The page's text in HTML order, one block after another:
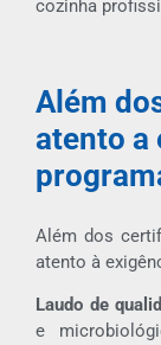
cozinha
Além
atento a
Além dos
atento à
Laudo de
e